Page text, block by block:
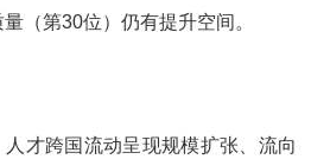
（第30位）仍有提升空间‌。
才跨国流动呈现‌规模扩张、流向